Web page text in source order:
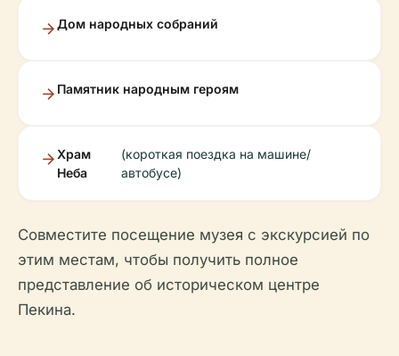
Дом народных собраний
Памятник народным героям
Храм
Неба
(короткая поездка на машине/
автобусе)
Совместите посещение музея с экскурсией по
этим местам, чтобы получить полное
представление об историческом центре
Пекина.